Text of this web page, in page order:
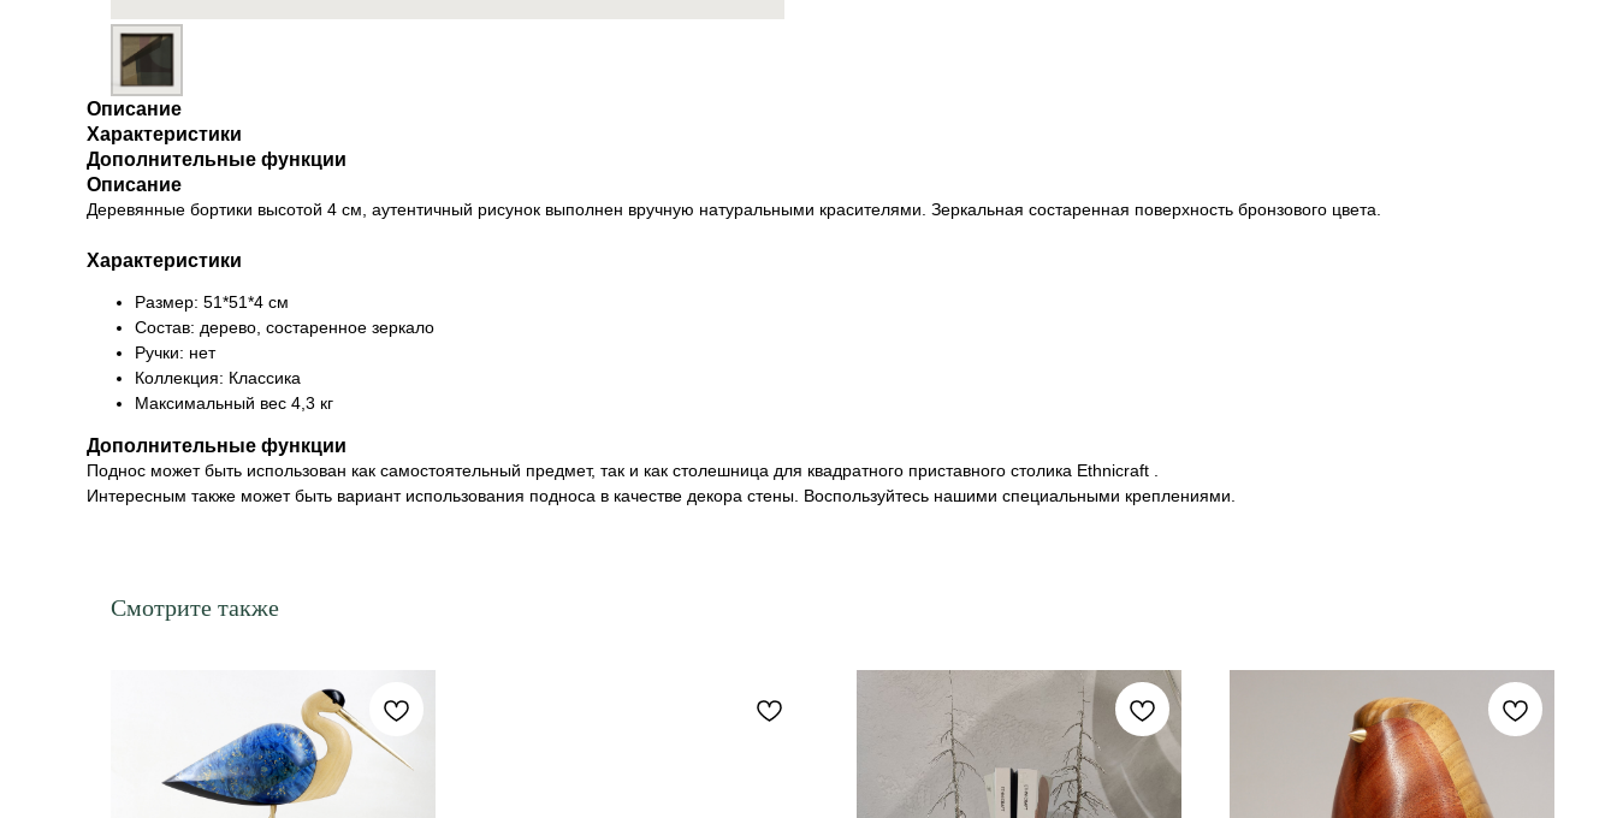
Описание
Характеристики
Дополнительные функции
Описание
Деревянные бортики высотой 4 см, аутентичный рисунок выполнен вручную натуральными красителями. Зеркальная состаренная поверхность бронзового цвета.
Характеристики
Размер: 51*51*4 см
Состав: дерево, состаренное зеркало
Ручки: нет
Коллекция: Классика
Максимальный вес 4,3 кг
Дополнительные функции
Поднос может быть использован как самостоятельный предмет, так и как столешница для квадратного приставного столика Ethnicraft .
Интересным также может быть вариант использования подноса в качестве декора стены. Воспользуйтесь нашими специальными креплениями.
Смотрите также